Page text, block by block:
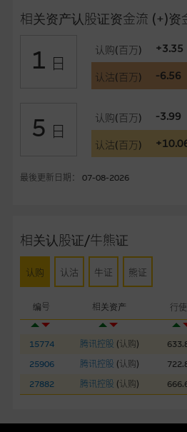
相关资产认股证资金流 (+)资
1 日
认购(百万) +3.35
认沽(百万) -6.56
5 日
认购(百万) -3.99
认沽(百万)
最後更新日期： 07-08-2026
相关认股证/牛熊证
认购 认沽 牛证 熊证
编号 相关资产 行
15774 腾讯控股 (认购)
25906
腾讯控股 (认购)
27882
腾讯控股 (认购)
整丶合时及准确，对任何因任何形式(
或损毁，亦一概不会承担责任或债务。
本使用条款的所有方面均受香港法例
与结构性产品有关的风险
结构性产品并无抵押品，如发行人无
无法收回部份或全部应收款项。结构
表现并不反映未来表现。产品的第二市
备有强制赎回机制可能被提早终止，届
损失全部投资；而(ii)R类牛熊证之剩馀
本网站或载有连接非由麦格理集团管
理集团对此等网站的内容及所介绍的
权，因此对此等网站的内容及所介绍
适，不作任何声明。麦格理集团建议
接的第三者查询。此外，载有第三者